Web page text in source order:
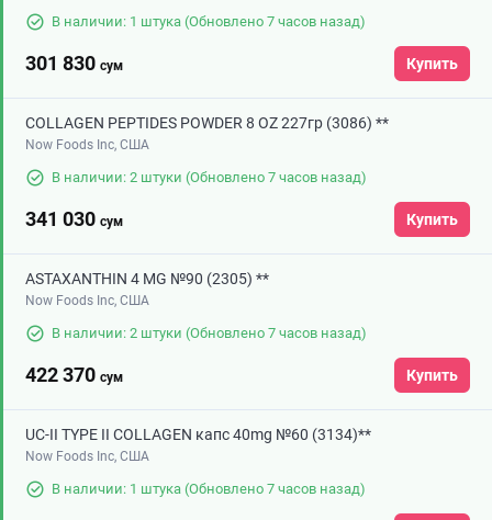
В наличии: 1 штука (Обновлено 7 часов назад)
301 830 сум Купить
COLLAGEN PEPTIDES POWDER 8 OZ 227гр (3086) **
Now Foods Inc, США
В наличии: 2 штуки (Обновлено 7 часов назад)
341 030 сум Купить
ASTAXANTHIN 4 MG №90 (2305) **
Now Foods Inc, США
В наличии: 2 штуки (Обновлено 7 часов назад)
422 370 сум Купить
UC-II TYPE II COLLAGEN капс 40mg №60 (3134)**
Now Foods Inc, США
В наличии: 1 штука (Обновлено 7 часов назад)